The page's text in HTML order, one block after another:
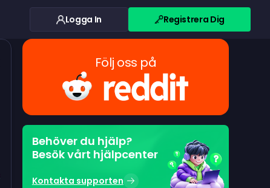
Logga In Registrera Dig
Följ oss på
Behöver du hjälp?
Besök vårt hjälpcenter
Kontakta supporten